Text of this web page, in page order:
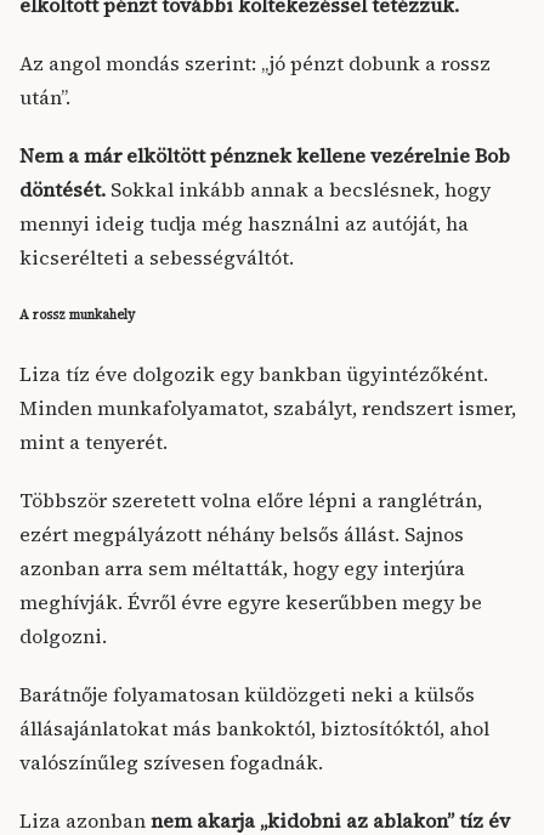
Az angol mondás szerint: „jó pénzt dobunk a rossz
után”.
Nem a már elköltött pénznek kellene vezérelnie Bob
döntését. Sokkal inkább annak a becslésnek, hogy
mennyi ideig tudja még használni az autóját, ha
kicserélteti a sebességváltót.
A rossz munkahely
Liza tíz éve dolgozik egy bankban ügyintézőként.
Minden munkafolyamatot, szabályt, rendszert ismer,
mint a tenyerét.
Többször szeretett volna előre lépni a ranglétrán,
ezért megpályázott néhány belsős állást. Sajnos
azonban arra sem méltatták, hogy egy interjúra
meghívják. Évről évre egyre keserűbben megy be
dolgozni.
Barátnője folyamatosan küldözgeti neki a külsős
állásajánlatokat más bankoktól, biztosítóktól, ahol
valószínűleg szívesen fogadnák.
Liza azonbannem akarja „kidobni az ablakon” tíz év